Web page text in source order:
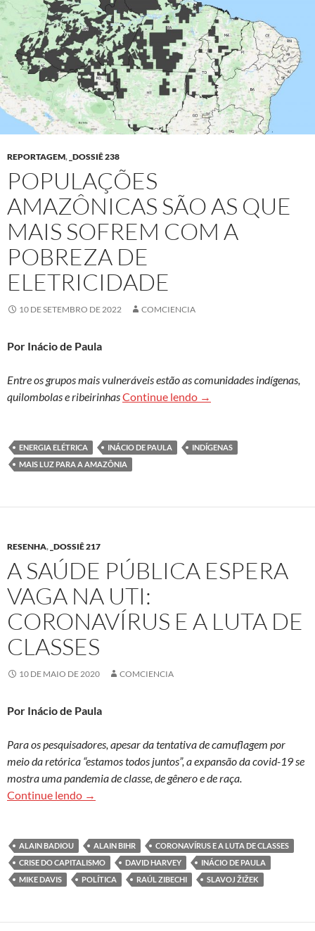
REPORTAGEM, _DOSSIÊ 238
POPULAÇÕES
AMAZÔNICAS SÃO AS QUE
MAIS SOFREM COM A
POBREZA DE
ELETRICIDADE
10 DE SETEMBRO DE 2022 COMCIENCIA
Por Inácio de Paula
Entre os grupos mais vulneráveis estão as comunidades indígenas,
quilombolas e ribeirinhasContinue lendo Populações
→
ENERGIA ELÉTRICA INÁCIO DE PAULA
INDÍGENAS
MAIS LUZ PARA A AMAZÔNIA
RESENHA, _DOSSIÊ 217
A SAÚDE PÚBLICA ESPERA
VAGA NA UTI:
CORONAVÍRUS E A LUTA DE
CLASSES
10 DE MAIO DE 2020 COMCIENCIA
Por Inácio de Paula
Para os pesquisadores, apesar da tentativa de camuflagem por
meio da retórica “estamos todos juntos”, a expansão da covid-19 se
mostra uma pandemia de classe, de gênero e de raça.
Continue lendo A saúde pública espera vaga na UTI:
→
ALAIN BADIOU ALAIN BIHR
CORONAVÍRUS E A LUTA DE CLASSES
CRISE DO CAPITALISMO
DAVID HARVEY
INÁCIO DE PAULA
MIKE DAVIS
POLÍTICA RAÚL ZIBECHI SLAVOJ ŽIŽEK